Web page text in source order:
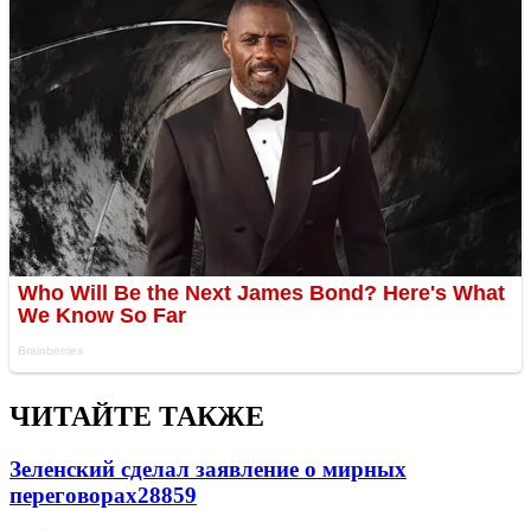
ЧИТАЙТЕ ТАКЖЕ
Зеленский сделал заявление о мирных
переговорах28859